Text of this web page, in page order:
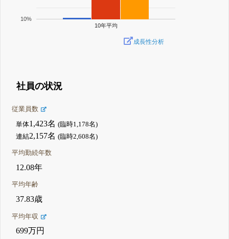
10年平均
10%
成長性分析
社員の状況
従業員数
単体1,423名(臨時1,178名)
連結2,157名(臨時2,608名)
平均勤続年数
12.08年
平均年齢
37.83歳
平均年収
699万円